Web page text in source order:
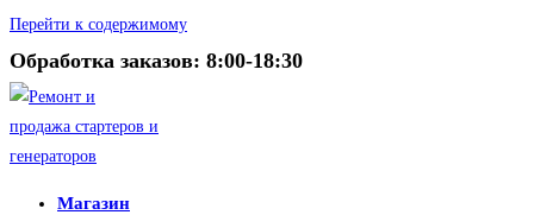
Перейти к содержимому
Обработка заказов: 8:00-18:30
Магазин